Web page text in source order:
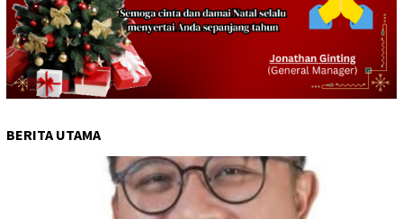
BERITA UTAMA